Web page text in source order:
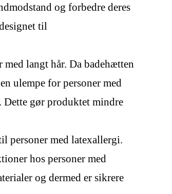
og forbedre deres
til
med langt hår. Da badehætten
ulempe for personer med
Dette gør produktet mindre
personer med latexallergi.
hos personer med
og dermed er sikrere